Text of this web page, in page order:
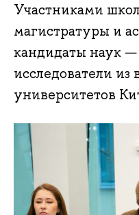
Участниками
магистратуры и
кандидаты наук
исследователи из
университетов